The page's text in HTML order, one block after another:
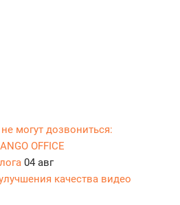
могут дозвониться:
OFFICE
04 авг
качества видео